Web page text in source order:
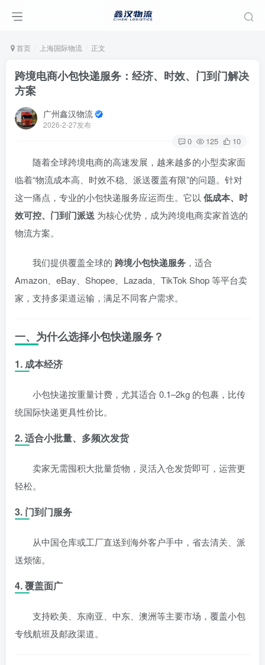
首页 上海国际物流 正文
跨境电商小包快递服务：经济、时效、门到门解决
方案
广州鑫汉物流
2026-2-27发布
0 125 10
随着全球跨境电商的高速发展，越来越多的小型卖家面
临着“物流成本高、时效不稳、派送覆盖有限”的问题。针对
这一痛点，专业的小包快递服务应运而生。它以 低成本、时
效可控、门到门派送 为核心优势，成为跨境电商卖家首选的
物流方案。
我们提供覆盖全球的 跨境小包快递服务 ，适合
Amazon、eBay、Shopee、Lazada、TikTok Shop 等平台卖
家，支持多渠道运输，满足不同客户需求。
一、为什么选择小包快递服务？
1. 成本经济
小包快递按重量计费，尤其适合 0.1–2kg 的包裹，比传
统国际快递更具性价比。
2. 适合小批量、多频次发货
卖家无需囤积大批量货物，灵活入仓发货即可，运营更
轻松。
3. 门到门服务
从中国仓库或工厂直送到海外客户手中，省去清关、派
送烦恼。
4. 覆盖面广
支持欧美、东南亚、中东、澳洲等主要市场，覆盖小包
专线航班及邮政渠道。